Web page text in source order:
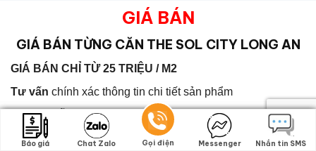
GIÁ BÁN
GIÁ BÁN TỪNG CĂN THE SOL CITY LONG AN
GIÁ BÁN CHỈ TỪ 25 TRIỆU / M2
Tư vấn chính xác thông tin chi tiết sản phẩm
Hướng dẫn
và tư vấn đúng nhu cầu thực tế (Đầu tư và An
cư) cho khách hàng , chọn căn vị trí đẹp, phù hợp với nhu
Báo giá Chat Zalo Gọi điện Messenger Nhắn tin SMS
Báo giá Chat Zalo Gọi điện Messenger Nhắn tin SMS